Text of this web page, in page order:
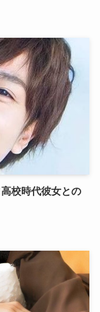
校時代彼女との